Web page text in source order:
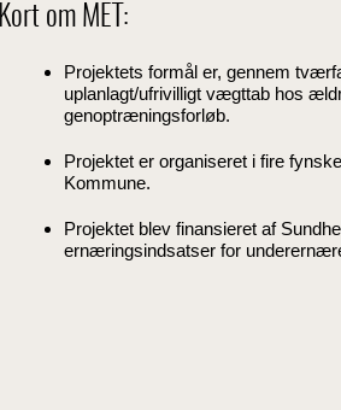
Kort om MET:
Projektets formål er, gennem
uplanlagt/ufrivilligt vægttab hos
genoptræningsforløb.
Projektet er organiseret i fire
Kommune.
Projektet blev finansieret af
ernæringsindsatser for